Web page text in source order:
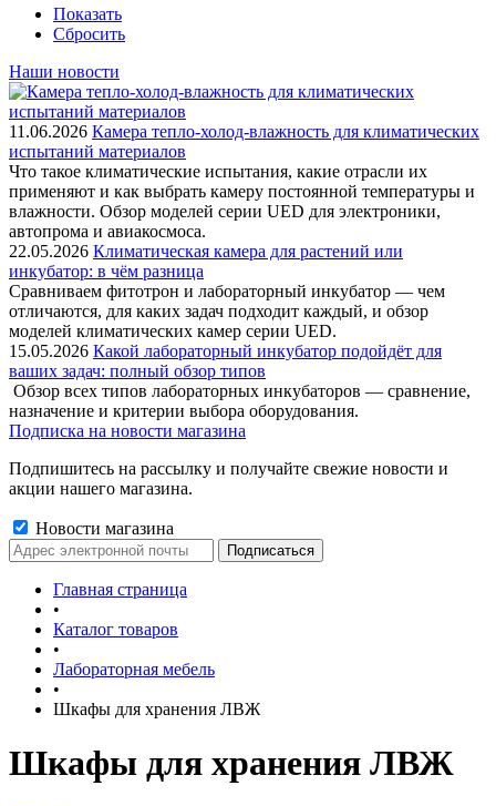
Показать
Сбросить
Наши новости
11.06.2026 Камера тепло-холод-влажность для климатических
испытаний материалов
Что такое климатические испытания, какие отрасли их
применяют и как выбрать камеру постоянной температуры и
влажности. Обзор моделей серии UED для электроники,
автопрома и авиакосмоса.
22.05.2026 Климатическая камера для растений или
инкубатор: в чём разница
Сравниваем фитотрон и лабораторный инкубатор — чем
отличаются, для каких задач подходит каждый, и обзор
моделей климатических камер серии UED.
15.05.2026 Какой лабораторный инкубатор подойдёт для
ваших задач: полный обзор типов
Обзор всех типов лабораторных инкубаторов — сравнение,
назначение и критерии выбора оборудования.
Подписка на новости магазина
Подпишитесь на рассылку и получайте свежие новости и
акции нашего магазина.
Новости магазина
Главная страница
•
Каталог товаров
•
Лабораторная мебель
•
Шкафы для хранения ЛВЖ
Шкафы для хранения ЛВЖ